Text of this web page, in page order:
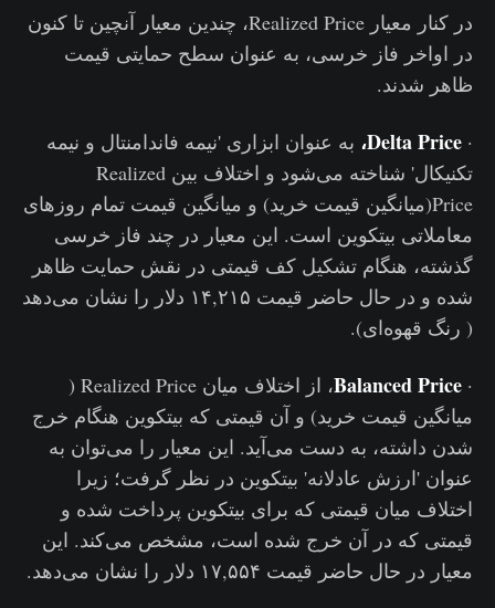
در کنار معیار Realized Price، چندین معیار آنچین تا کنون
در اواخر فاز خرسی، به عنوان سطح حمایتی قیمت
ظاهر شدند.
· Delta Price، به عنوان ابزاری 'نیمه فاندامنتال و نیمه
تکنیکال' شناخته می‌شود و اختلاف بین Realized
Price(میانگین قیمت خرید) و میانگین قیمت تمام روزهای
معاملاتی بیتکوین است. این معیار در چند فاز خرسی
گذشته، هنگام تشکیل کف قیمتی در نقش حمایت ظاهر
شده و در حال حاضر قیمت ۱۴,۲۱۵ دلار را نشان می‌دهد
( رنگ قهوه‌ای).
·
Balanced Price
، از اختلاف میان Realized Price (
میانگین قیمت خرید) و آن قیمتی که بیتکوین هنگام خرج
شدن داشته، به دست می‌آید. این معیار را می‌توان به
عنوان 'ارزش عادلانه' بیتکوین در نظر گرفت؛ زیرا
اختلاف میان قیمتی که برای بیتکوین پرداخت شده و
قیمتی که در آن خرج شده است، مشخص می‌کند. این
معیار در حال حاضر قیمت ۱۷,۵۵۴ دلار را نشان می‌دهد.